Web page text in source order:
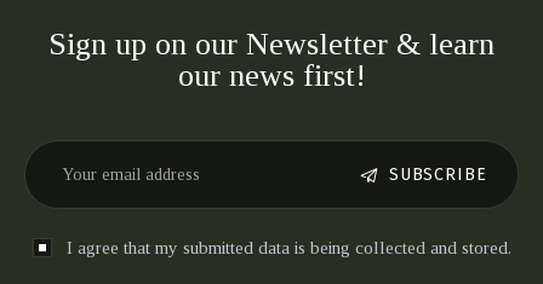
Sign up on our Newsletter & learn
our news first!
SUBSCRIBE
I agree that my submitted data is being collected and stored.